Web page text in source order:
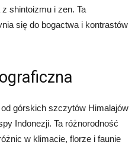
shintoizmu i zen. Ta
się do bogactwa i kontrastów
górskich szczytów Himalajów
Indonezji. Ta różnorodność
w klimacie, florze i faunie